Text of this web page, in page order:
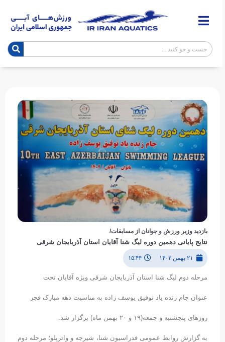
بازدید وزیر ورزش و جوانان از مسابقات/
نتایج پایانی دهمین دوره لیگ شنا آقایان استان آذربایجان شرقی
۲۱ بهمن ۱۴۰۲ ۱۵:۴۴
مرحله دوم لیگ شنا استان آذربایجان شرقی ویژه آقایان تحت
عنوان جام زنده یاد توفیق یوسف زاده به مناسبت دهه مبارک فجر
روزهای پنجشنبه و جمعه(۱۹ و ۲۰ بهمن ماه) برگزار شد.
به گزارش روابط عمومی فدراسیون شنا، شیرجه و واترپلو؛ مرحله دوم